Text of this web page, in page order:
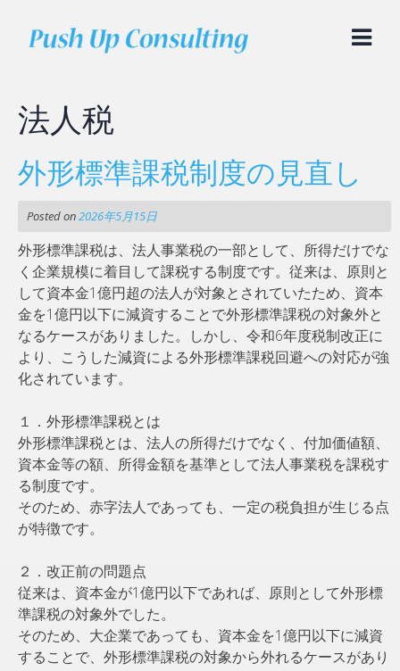
content
法人税
外形標準課税制度の見直し
Posted on2026年5月15日
外形標準課税は、法人事業税の一部として、所得だけでな
く企業規模に着目して課税する制度です。従来は、原則と
して資本金1億円超の法人が対象とされていたため、資本
金を1億円以下に減資することで外形標準課税の対象外と
なるケースがありました。しかし、令和6年度税制改正に
より、こうした減資による外形標準課税回避への対応が強
化されています。
１．外形標準課税とは
外形標準課税とは、法人の所得だけでなく、付加価値額、
資本金等の額、所得金額を基準として法人事業税を課税す
る制度です。
そのため、赤字法人であっても、一定の税負担が生じる点
が特徴です。
２．改正前の問題点
従来は、資本金が1億円以下であれば、原則として外形標
準課税の対象外でした。
そのため、大企業であっても、資本金を1億円以下に減資
することで、外形標準課税の対象から外れるケースがあり